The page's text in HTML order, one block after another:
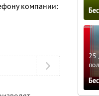
компании:
25